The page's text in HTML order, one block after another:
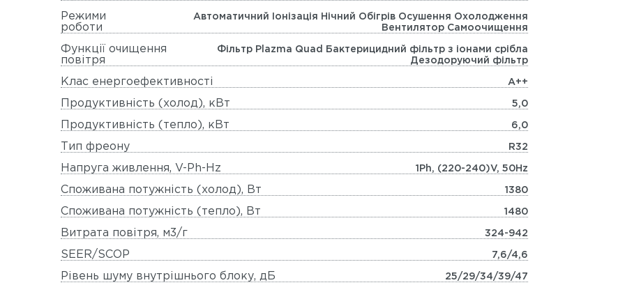
Режими
роботи
Автоматичний Іонізація Нічний Обігрів Осушення Охолодження
Вентилятор Самоочищення
Функції очищення
повітря
Фільтр Plazma Quad Бактерицидний фільтр з іонами срібла
Дезодоруючий фільтр
Клас енергоефективності А++
Продуктивність (холод), кВт 5,0
Продуктивність (тепло), кВт 6,0
Тип фреону R32
Напруга живлення, V-Ph-Hz 1Ph, (220-240)V, 50Hz
Споживана потужність (холод), Вт 1380
Споживана потужність (тепло), Вт 1480
Витрата повітря, м3/г 324-942
SEER/SCOP 7,6/4,6
Рівень шуму внутрішнього блоку, дБ 25/29/34/39/47